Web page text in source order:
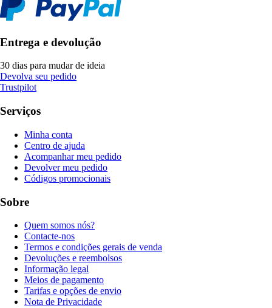
Entrega e devolução
30 dias para mudar de ideia
Devolva seu pedido
Trustpilot
Serviços
Minha conta
Centro de ajuda
Acompanhar meu pedido
Devolver meu pedido
Códigos promocionais
Sobre
Quem somos nós?
Contacte-nos
Termos e condições gerais de venda
Devoluções e reembolsos
Informação legal
Meios de pagamento
Tarifas e opções de envio
Nota de Privacidade